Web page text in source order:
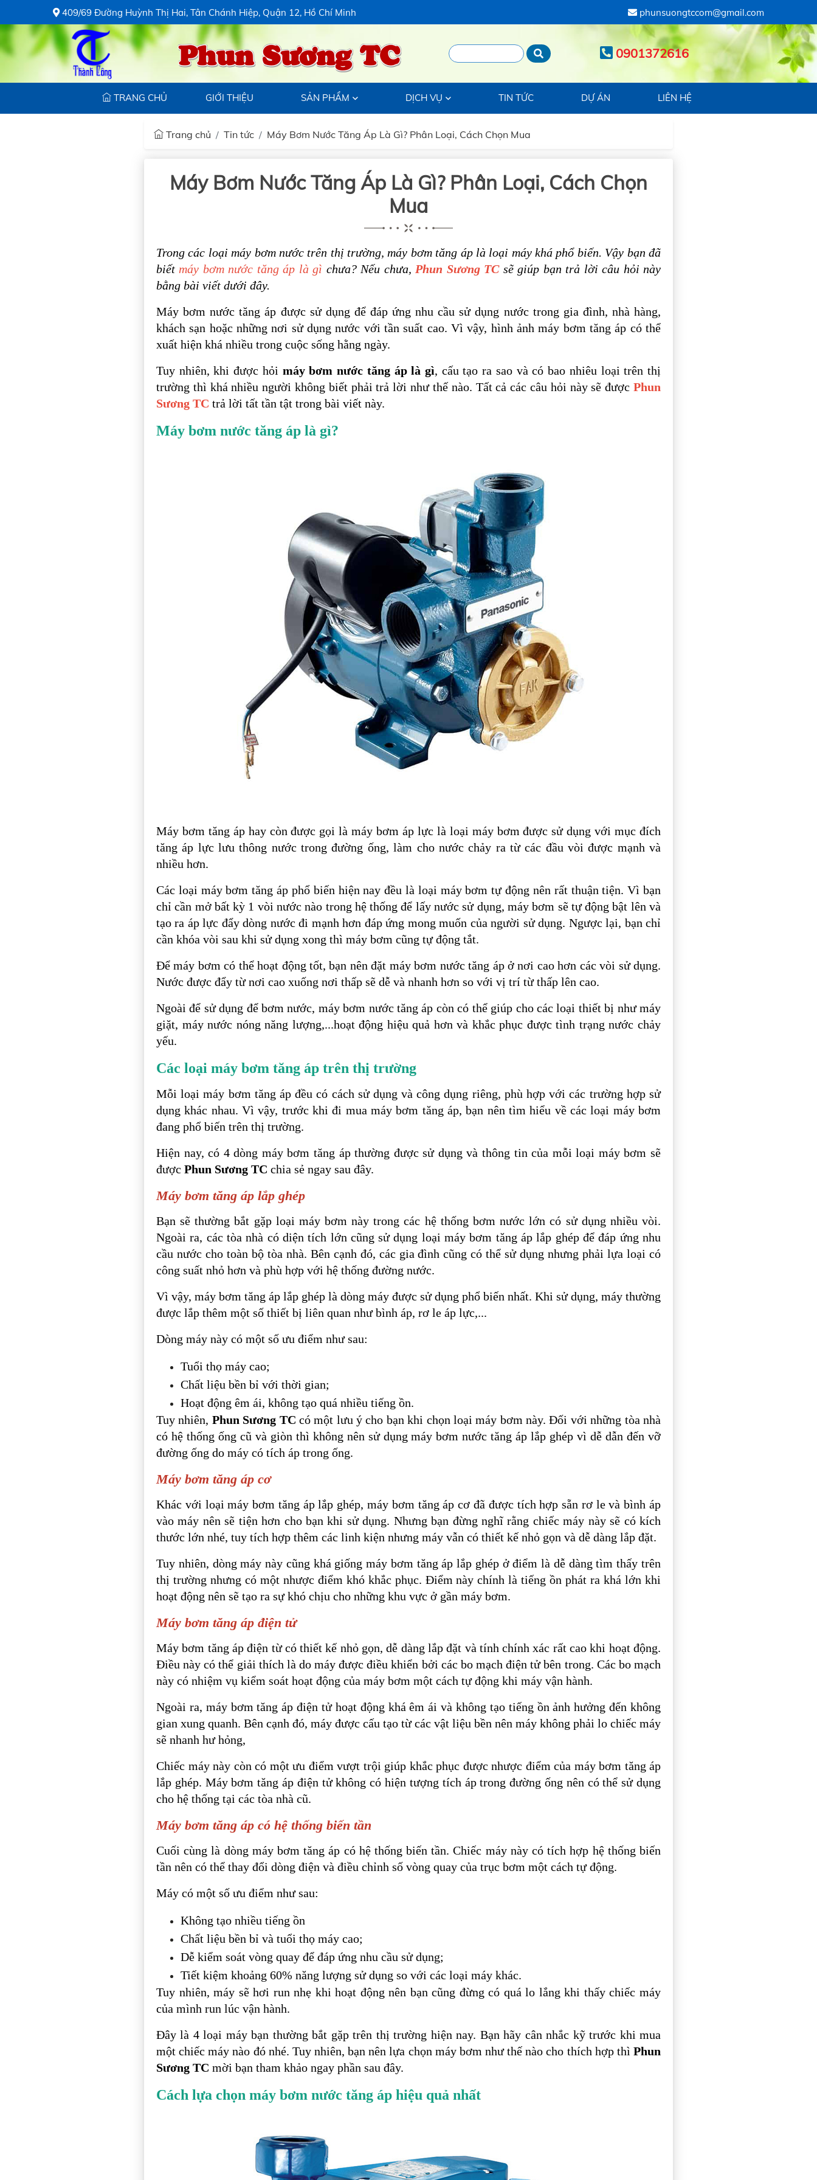
409/69 Đường Huỳnh Thị Hai, Tân Chánh Hiệp, Quận 12, Hồ Chí Minh phunsuongtccom@gmail.com
Phun Sương TC 0901372616
TRANG CHỦ GIỚI THIỆU SẢN PHẨM DỊCH VỤ TIN TỨC DỰ ÁN LIÊN HỆ
Trang chủ Tin tức Máy Bơm Nước Tăng Áp Là Gì? Phân Loại, Cách Chọn Mua
Máy Bơm Nước Tăng Áp Là Gì? Phân Loại, Cách Chọn
Mua
Trong các loại máy bơm nước trên thị trường, máy bơm tăng áp là loại máy khá phổ biến. Vậy bạn đã
biết máy bơm nước tăng áp là gì chưa? Nếu chưa, Phun Sương TCsẽ giúp bạn trả lời câu hỏi này
bằng bài viết dưới đây.
Máy bơm nước tăng áp được sử dụng để đáp ứng nhu cầu sử dụng nước trong gia đình, nhà hàng,
khách sạn hoặc những nơi sử dụng nước với tần suất cao. Vì vậy, hình ảnh máy bơm tăng áp có thể
xuất hiện khá nhiều trong cuộc sống hằng ngày.
Tuy nhiên, khi được hỏi máy bơm nước tăng áp là gì, cấu tạo ra sao và có bao nhiêu loại trên thị
trường thì khá nhiều người không biết phải trả lời như thế nào. Tất cả các câu hỏi này sẽ được Phun
Sương TC trả lời tất tần tật trong bài viết này.
Máy bơm nước tăng áp là gì?
Máy bơm tăng áp hay còn được gọi là máy bơm áp lực là loại máy bơm được sử dụng với mục đích
tăng áp lực lưu thông nước trong đường ống, làm cho nước chảy ra từ các đầu vòi được mạnh và
nhiều hơn.
Các loại máy bơm tăng áp phổ biến hiện nay đều là loại máy bơm tự động nên rất thuận tiện. Vì bạn
chỉ cần mở bất kỳ 1 vòi nước nào trong hệ thống để lấy nước sử dụng, máy bơm sẽ tự động bật lên và
tạo ra áp lực đẩy dòng nước đi mạnh hơn đáp ứng mong muốn của người sử dụng. Ngược lại, bạn chỉ
cần khóa vòi sau khi sử dụng xong thì máy bơm cũng tự động tắt.
Để máy bơm có thể hoạt động tốt, bạn nên đặt máy bơm nước tăng áp ở nơi cao hơn các vòi sử dụng.
Nước được đẩy từ nơi cao xuống nơi thấp sẽ dễ và nhanh hơn so với vị trí từ thấp lên cao.
Ngoài để sử dụng để bơm nước, máy bơm nước tăng áp còn có thể giúp cho các loại thiết bị như máy
giặt, máy nước nóng năng lượng,...hoạt động hiệu quả hơn và khắc phục được tình trạng nước chảy
yếu.
Các loại máy bơm tăng áp trên thị trường
Mỗi loại máy bơm tăng áp đều có cách sử dụng và công dụng riêng, phù hợp với các trường hợp sử
dụng khác nhau. Vì vậy, trước khi đi mua máy bơm tăng áp, bạn nên tìm hiểu về các loại máy bơm
đang phổ biến trên thị trường.
Hiện nay, có 4 dòng máy bơm tăng áp thường được sử dụng và thông tin của mỗi loại máy bơm sẽ
được Phun Sương TC chia sẻ ngay sau đây.
Máy bơm tăng áp lắp ghép
Bạn sẽ thường bắt gặp loại máy bơm này trong các hệ thống bơm nước lớn có sử dụng nhiều vòi.
Ngoài ra, các tòa nhà có diện tích lớn cũng sử dụng loại máy bơm tăng áp lắp ghép để đáp ứng nhu
cầu nước cho toàn bộ tòa nhà. Bên cạnh đó, các gia đình cũng có thể sử dụng nhưng phải lựa loại có
công suất nhỏ hơn và phù hợp với hệ thống đường nước.
Vì vậy, máy bơm tăng áp lắp ghép là dòng máy được sử dụng phổ biến nhất. Khi sử dụng, máy thường
được lắp thêm một số thiết bị liên quan như bình áp, rơ le áp lực,...
Dòng máy này có một số ưu điểm như sau:
Tuổi thọ máy cao;
Chất liệu bền bỉ với thời gian;
Hoạt động êm ái, không tạo quá nhiều tiếng ồn.
Tuy nhiên, Phun Sương TC có một lưu ý cho bạn khi chọn loại máy bơm này. Đối với những tòa nhà
có hệ thống ống cũ và giòn thì không nên sử dụng máy bơm nước tăng áp lắp ghép vì dễ dẫn đến vỡ
đường ống do máy có tích áp trong ống.
Máy bơm tăng áp cơ
Khác với loại máy bơm tăng áp lắp ghép, máy bơm tăng áp cơ đã được tích hợp sẵn rơ le và bình áp
vào máy nên sẽ tiện hơn cho bạn khi sử dụng. Nhưng bạn đừng nghĩ rằng chiếc máy này sẽ có kích
thước lớn nhé, tuy tích hợp thêm các linh kiện nhưng máy vẫn có thiết kế nhỏ gọn và dễ dàng lắp đặt.
Tuy nhiên, dòng máy này cũng khá giống máy bơm tăng áp lắp ghép ở điểm là dễ dàng tìm thấy trên
thị trường nhưng có một nhược điểm khó khắc phục. Điểm này chính là tiếng ồn phát ra khá lớn khi
hoạt động nên sẽ tạo ra sự khó chịu cho những khu vực ở gần máy bơm.
Máy bơm tăng áp điện tử
Máy bơm tăng áp điện từ có thiết kế nhỏ gọn, dễ dàng lắp đặt và tính chính xác rất cao khi hoạt động.
Điều này có thể giải thích là do máy được điều khiển bởi các bo mạch điện tử bên trong. Các bo mạch
này có nhiệm vụ kiểm soát hoạt động của máy bơm một cách tự động khi máy vận hành.
Ngoài ra, máy bơm tăng áp điện tử hoạt động khá êm ái và không tạo tiếng ồn ảnh hưởng đến không
gian xung quanh. Bên cạnh đó, máy được cấu tạo từ các vật liệu bền nên máy không phải lo chiếc máy
sẽ nhanh hư hỏng,
Chiếc máy này còn có một ưu điểm vượt trội giúp khắc phục được nhược điểm của máy bơm tăng áp
lắp ghép. Máy bơm tăng áp điện tử không có hiện tượng tích áp trong đường ống nên có thể sử dụng
cho hệ thống tại các tòa nhà cũ.
Máy bơm tăng áp có hệ thống biến tần
Cuối cùng là dòng máy bơm tăng áp có hệ thống biến tần. Chiếc máy này có tích hợp hệ thống biến
tần nên có thể thay đổi dòng điện và điều chỉnh số vòng quay của trục bơm một cách tự động.
Máy có một số ưu điểm như sau:
Không tạo nhiều tiếng ồn
Chất liệu bền bỉ và tuổi thọ máy cao;
Dễ kiểm soát vòng quay để đáp ứng nhu cầu sử dụng;
Tiết kiệm khoảng 60% năng lượng sử dụng so với các loại máy khác.
Tuy nhiên, máy sẽ hơi run nhẹ khi hoạt động nên bạn cũng đừng có quá lo lắng khi thấy chiếc máy
của mình run lúc vận hành.
Đây là 4 loại máy bạn thường bắt gặp trên thị trường hiện nay. Bạn hãy cân nhắc kỹ trước khi mua
một chiếc máy nào đó nhé. Tuy nhiên, bạn nên lựa chọn máy bơm như thế nào cho thích hợp thì Phun
Sương TC mời bạn tham khảo ngay phần sau đây.
Cách lựa chọn máy bơm nước tăng áp hiệu quả nhất